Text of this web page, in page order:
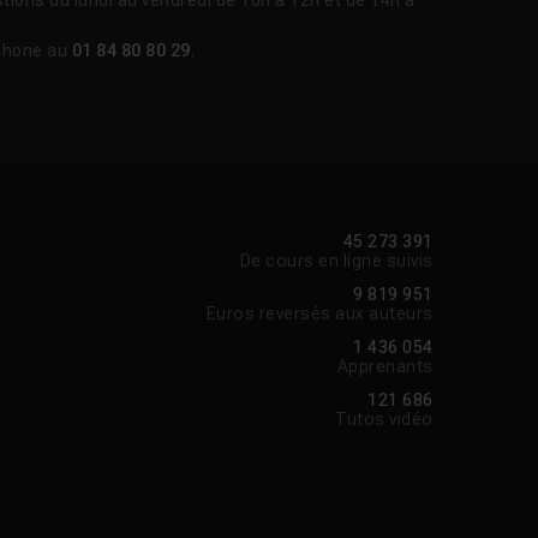
au 01 84 80 80 29.
45 273 391
De cours en ligne suivis
9 819 951
Euros reversés aux auteurs
1 436 054
Apprenants
121 686
Tutos vidéo